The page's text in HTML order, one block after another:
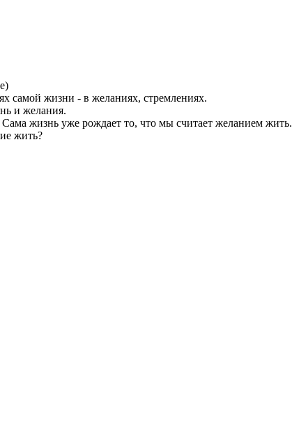
самой жизни - в желаниях, стремлениях.
и желания.
жизнь уже рождает то, что мы считает желанием жить.
жить?